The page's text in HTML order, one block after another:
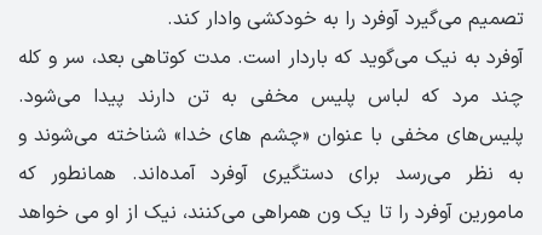
تصمیم می‌گیرد آوفرد را به خودکشی وادار کند.
آوفرد به نیک می‌گوید که باردار است. مدت کوتاهی بعد، سر و کله
چند مرد که لباس پلیس مخفی به تن دارند پیدا می‌شود.
پلیس‌های مخفی با عنوان «چشم های خدا» شناخته می‌شوند و
به نظر می‌رسد برای دستگیری آوفرد آمده‌اند. همانطور که
مامورین آوفرد را تا یک ون همراهی می‌کنند، نیک از او می خواهد